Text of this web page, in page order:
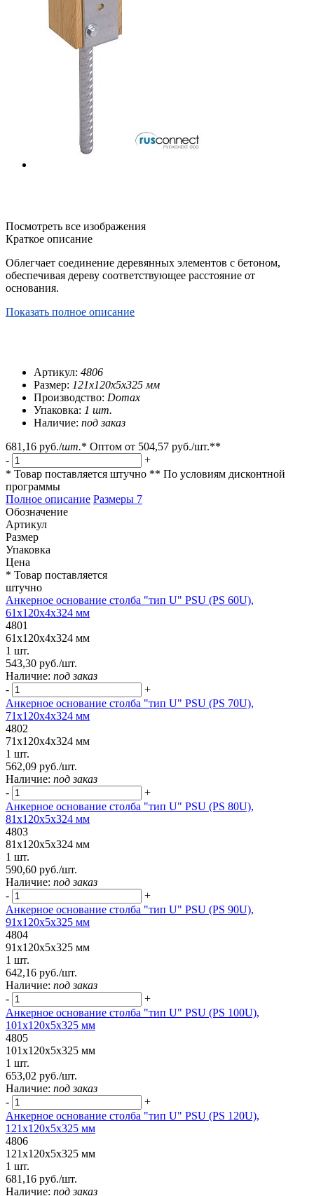
Посмотреть все изображения
Краткое описание
Облегчает соединение деревянных элементов с бетоном,
обеспечивая дереву соответствующее расстояние от
основания.
Показать полное описание
Артикул: 4806
Размер: 121х120х5х325 мм
Производство: Domax
Упаковка: 1 шт.
Наличие: под заказ
681,16 руб./шт.* Оптом от 504,57 руб./шт.**
-
+
* Товар поставляется штучно ** По условиям дисконтной
программы
Полное описание Размеры 7
Обозначение
Артикул
Размер
Упаковка
Цена
* Товар поставляется
штучно
Анкерное основание столба "тип U" PSU (PS 60U),
61х120х4х324 мм
4801
61х120х4х324 мм
1 шт.
543,30 руб./шт.
Наличие: под заказ
-
+
Анкерное основание столба "тип U" PSU (PS 70U),
71х120х4х324 мм
4802
71х120х4х324 мм
1 шт.
562,09 руб./шт.
Наличие: под заказ
-
+
Анкерное основание столба "тип U" PSU (PS 80U),
81х120х5х324 мм
4803
81х120х5х324 мм
1 шт.
590,60 руб./шт.
Наличие: под заказ
-
+
Анкерное основание столба "тип U" PSU (PS 90U),
91х120х5х325 мм
4804
91х120х5х325 мм
1 шт.
642,16 руб./шт.
Наличие: под заказ
-
+
Анкерное основание столба "тип U" PSU (PS 100U),
101х120х5х325 мм
4805
101х120х5х325 мм
1 шт.
653,02 руб./шт.
Наличие: под заказ
-
+
Анкерное основание столба "тип U" PSU (PS 120U),
121х120х5х325 мм
4806
121х120х5х325 мм
1 шт.
681,16 руб./шт.
Наличие: под заказ